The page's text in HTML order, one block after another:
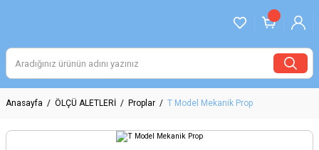
Anasayfa ÖLÇÜ ALETLERİ Proplar T Model Mekanik Prop